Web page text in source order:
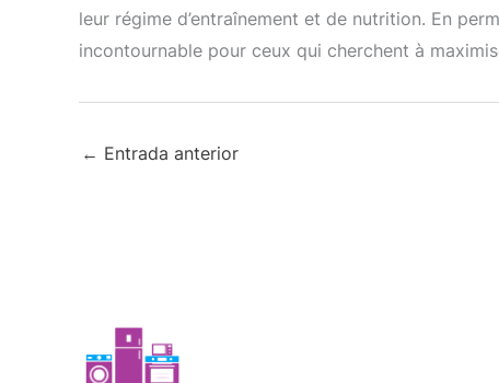
leur régime d’entraînement et de nutrition. En
incontournable pour ceux qui cherchent à
← Entrada anterior